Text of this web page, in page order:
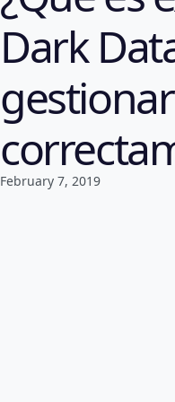
Dark
February 7, 2019